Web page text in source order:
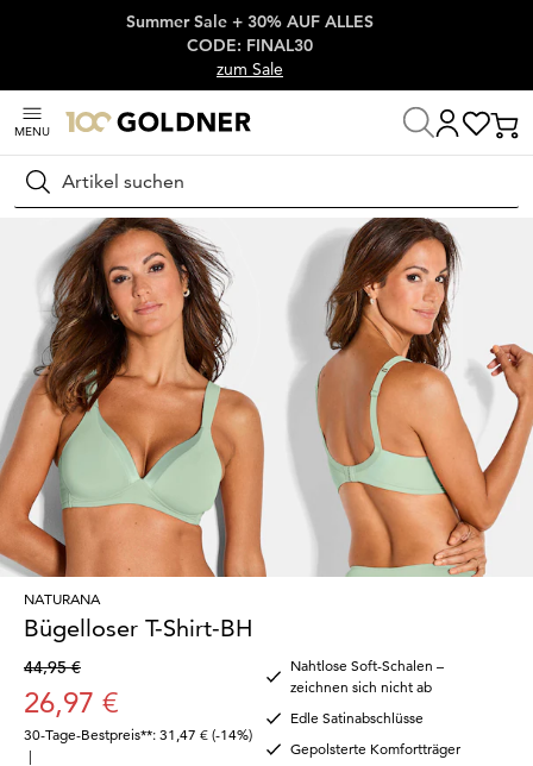
Überspringe Navigation, direkt zum Content
Summer Sale + 30% AUF ALLES
CODE: FINAL30
zum Sale
MENU
Suchen
Startseite Wäsche & Bademode
NATURANA
Bügelloser T-Shirt-BH
44,95 €
26,97 €
30-Tage-Bestpreis**: 31,47 € (-14%)
|
Nahtlose Soft-Schalen –
zeichnen sich nicht ab
Edle Satinabschlüsse
Gepolsterte Komfortträger